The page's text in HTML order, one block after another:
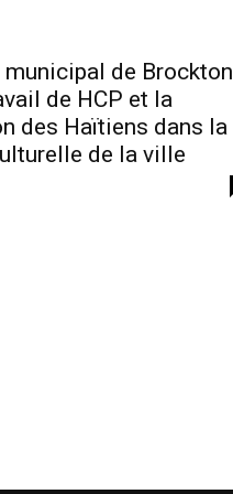
municipal de Brockton
de HCP et la
des Haïtiens dans la
de la ville